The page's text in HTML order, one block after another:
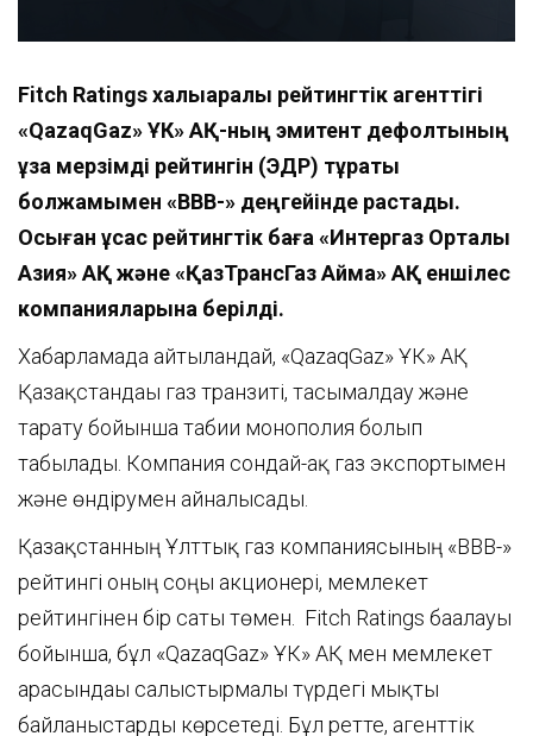
Fitch Ratings халықаралық рейтингтік агенттігі
«QazaqGaz»ҰК» АҚ-ныңэмитент дефолтының
ұзақ мерзімді рейтингін (ЭДР) тұрақты
болжамымен «BBB-» деңгейінде растады.
Осыған ұқсас рейтингтік баға «Интергаз Орталық
Азия» АҚ және «ҚазТрансГаз Аймақ»АҚ еншілес
компанияларына берілді.
Хабарламада айтылғандай, «QazaqGaz» ҰК» АҚ
Қазақстандағы газ транзиті, тасымалдау және
тарату бойынша табиғи монополия болып
табылады. Компания сондай-ақ газ экспортымен
және өндірумен айналысады.
Қазақстанның Ұлттық газ компаниясының «BBB-»
рейтингі оның соңғы акционері, мемлекет
рейтингінен бір саты төмен. Fitch Ratings бағалауы
бойынша, бұл «QazaqGaz» ҰК» АҚ мен мемлекет
арасындағы салыстырмалы түрдегі мықты
байланыстарды көрсетеді. Бұл ретте, агенттік